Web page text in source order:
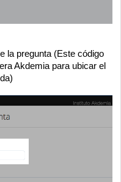
la pregunta (Este código
Akdemia para ubicar el